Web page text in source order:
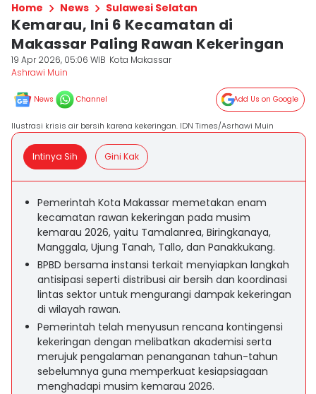
Home News Sulawesi Selatan
Kemarau, Ini 6 Kecamatan di
Makassar Paling Rawan Kekeringan
19 Apr 2026, 05:06 WIB Kota Makassar
Ashrawi Muin
News Channel Add Us on Google
Ilustrasi krisis air bersih karena kekeringan. IDN Times/Asrhawi Muin
Intinya Sih Gini Kak
Pemerintah Kota Makassar memetakan enam
kecamatan rawan kekeringan pada musim
kemarau 2026, yaitu Tamalanrea, Biringkanaya,
Manggala, Ujung Tanah, Tallo, dan Panakkukang.
BPBD bersama instansi terkait menyiapkan langkah
antisipasi seperti distribusi air bersih dan koordinasi
lintas sektor untuk mengurangi dampak kekeringan
di wilayah rawan.
Pemerintah telah menyusun rencana kontingensi
kekeringan dengan melibatkan akademisi serta
merujuk pengalaman penanganan tahun-tahun
sebelumnya guna memperkuat kesiapsiagaan
menghadapi musim kemarau 2026.